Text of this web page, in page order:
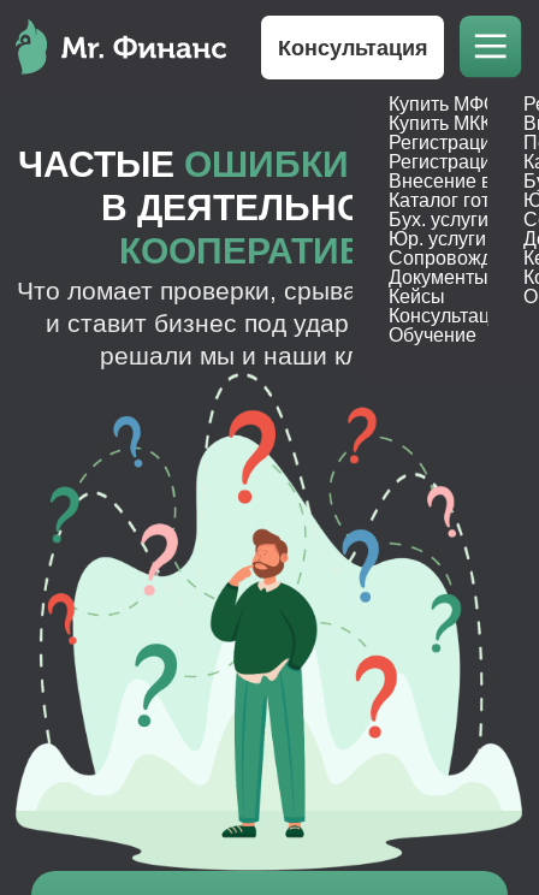
Купить МФО
Купить МКК
Регистрация
Регистрация
Внесение в
Каталог готовых
Бух. услуги
Юр. услуги
Сопровождение
Документы
Кейсы
Консультация
Обучение
РИСКИ
В ДЕЯТЕЛЬНОСТИ
КООПЕРАТИВОВ
Что ломает проверки, срывает отчётность
и ставит бизнес под удар — и как это
решали мы и наши клиенты.
Разобрать мой случай